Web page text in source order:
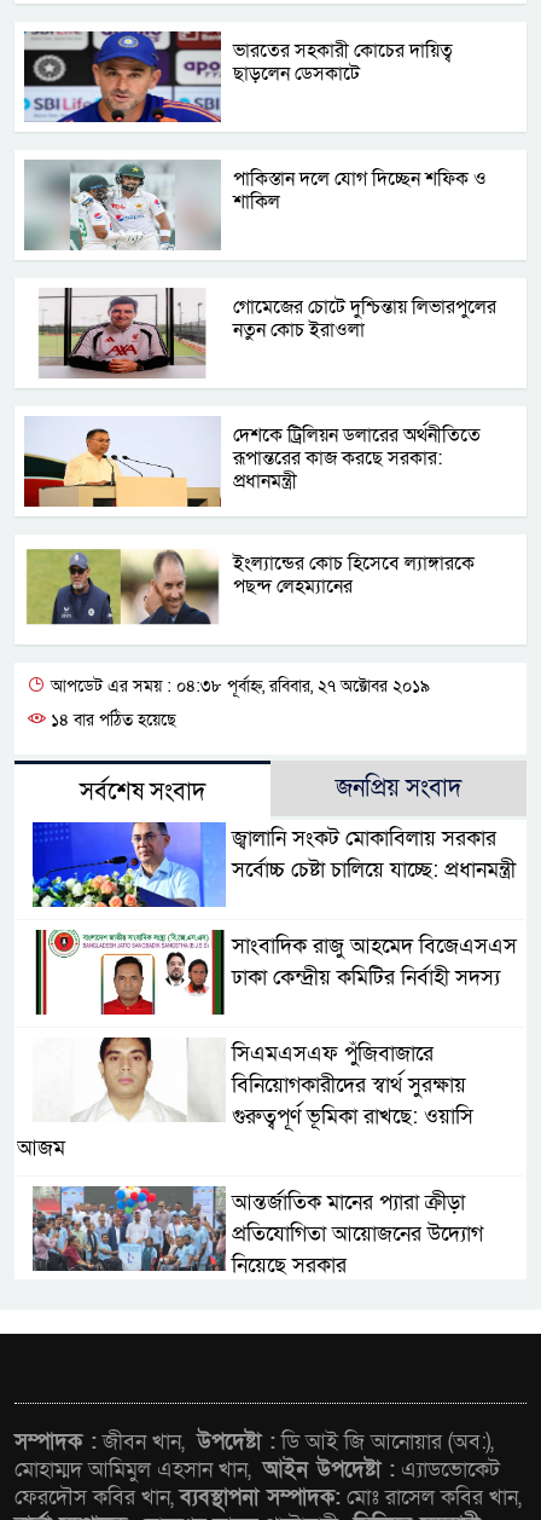
ভারতের সহকারী কোচের দায়িত্ব
ছাড়লেন ডেসকাটে
পাকিস্তান দলে যোগ দিচ্ছেন শফিক ও
শাকিল
গোমেজের চোটে দুশ্চিন্তায় লিভারপুলের
নতুন কোচ ইরাওলা
দেশকে ট্রিলিয়ন ডলারের অর্থনীতিতে
রূপান্তরের কাজ করছে সরকার:
প্রধানমন্ত্রী
ইংল্যান্ডের কোচ হিসেবে ল্যাঙ্গারকে
পছন্দ লেহম্যানের
আপডেট এর সময় : ০৪:৩৮ পূর্বাহ্ন, রবিবার, ২৭ অক্টোবর ২০১৯
১৪ বার পঠিত হয়েছে
সর্বশেষ সংবাদ জনপ্রিয় সংবাদ
জ্বালানি সংকট মোকাবিলায় সরকার
সর্বোচ্চ চেষ্টা চালিয়ে যাচ্ছে: প্রধানমন্ত্রী
সাংবাদিক রাজু আহমেদ বিজেএসএস
ঢাকা কেন্দ্রীয় কমিটির নির্বাহী সদস্য
সিএমএসএফ পুঁজিবাজারে
বিনিয়োগকারীদের স্বার্থ সুরক্ষায়
গুরুত্বপূর্ণ ভূমিকা রাখছে: ওয়াসি
আজম
আন্তর্জাতিক মানের প্যারা ক্রীড়া
প্রতিযোগিতা আয়োজনের উদ্যোগ
নিয়েছে সরকার
লালমনিরহাটে মাদকসহ
মোটরসাইকেল জব্দ বিজিবি’র
সম্পাদক :জীবন খান,উপদেষ্টা :ডি আই জি আনোয়ার (অব:),
মোহাম্মদ আমিমুল এহসান খান,আইন উপদেষ্টা : এ্যাডভোকেট
ফেরদৌস কবির খান,ব্যবস্থাপনা সম্পাদক: মোঃ রাসেল কবির খান,